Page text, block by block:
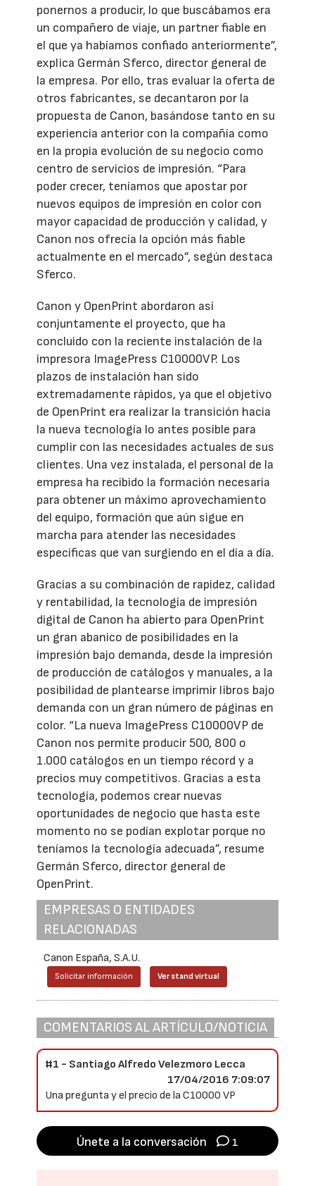
ponernos a producir, lo que buscábamos era
un compañero de viaje, un partner fiable en
el que ya habíamos confiado anteriormente”,
explica Germán Sferco, director general de
la empresa. Por ello, tras evaluar la oferta de
otros fabricantes, se decantaron por la
propuesta de Canon, basándose tanto en su
experiencia anterior con la compañía como
en la propia evolución de su negocio como
centro de servicios de impresión. “Para
poder crecer, teníamos que apostar por
nuevos equipos de impresión en color con
mayor capacidad de producción y calidad, y
Canon nos ofrecía la opción más fiable
actualmente en el mercado”, según destaca
Sferco.
Canon y OpenPrint abordaron así
conjuntamente el proyecto, que ha
concluido con la reciente instalación de la
impresora ImagePress C10000VP. Los
plazos de instalación han sido
extremadamente rápidos, ya que el objetivo
de OpenPrint era realizar la transición hacia
la nueva tecnología lo antes posible para
cumplir con las necesidades actuales de sus
clientes. Una vez instalada, el personal de la
empresa ha recibido la formación necesaria
para obtener un máximo aprovechamiento
del equipo, formación que aún sigue en
marcha para atender las necesidades
específicas que van surgiendo en el día a día.
Gracias a su combinación de rapidez, calidad
y rentabilidad, la tecnología de impresión
digital de Canon ha abierto para OpenPrint
un gran abanico de posibilidades en la
impresión bajo demanda, desde la impresión
de producción de catálogos y manuales, a la
posibilidad de plantearse imprimir libros bajo
demanda con un gran número de páginas en
color. “La nueva ImagePress C10000VP de
Canon nos permite producir 500, 800 o
1.000 catálogos en un tiempo récord y a
precios muy competitivos. Gracias a esta
tecnología, podemos crear nuevas
oportunidades de negocio que hasta este
momento no se podían explotar porque no
teníamos la tecnología adecuada”, resume
Germán Sferco, director general de
OpenPrint.
EMPRESAS O ENTIDADES
RELACIONADAS
Canon España, S.A.U.
Solicitar información Ver stand virtual
COMENTARIOS AL ARTÍCULO/NOTICIA
#1 - Santiago Alfredo Velezmoro Lecca
17/04/2016 7:09:07
Una pregunta y el precio de la C10000 VP
Únete a la conversación 1